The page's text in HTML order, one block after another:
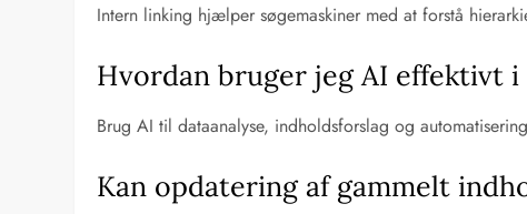
Intern linking hjælper søgemaskiner med at forstå
Hvordan bruger jeg AI effektivt
Brug AI til dataanalyse, indholdsforslag og
Kan opdatering af gammelt